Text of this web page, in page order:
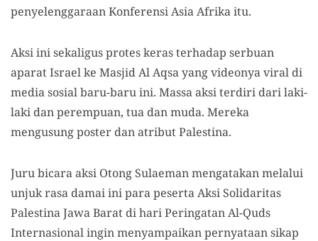
penyelenggaraan Konferensi Asia Afrika itu.
Aksi ini sekaligus protes keras terhadap serbuan
aparat Israel ke Masjid Al Aqsa yang videonya viral di
media sosial baru-baru ini. Massa aksi terdiri dari laki-
laki dan perempuan, tua dan muda. Mereka
mengusung poster dan atribut Palestina.
Juru bicara aksi Otong Sulaeman mengatakan melalui
unjuk rasa damai ini para peserta Aksi Solidaritas
Palestina Jawa Barat di hari Peringatan Al-Quds
Internasional ingin menyampaikan pernyataan sikap